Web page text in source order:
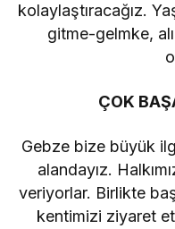
kolaylaştıracağız.
gitme-gelmke,
ÇOK
Gebze bize büyük
alandayız.
veriyorlar. Birlikte
kentimizi ziyaret